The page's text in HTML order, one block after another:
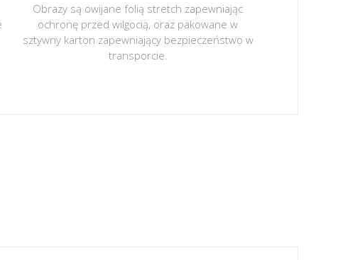
Obrazy są owijane folią stretch zapewniając
ochronę przed wilgocią, oraz pakowane w
sztywny karton zapewniający bezpieczeństwo w
transporcie.